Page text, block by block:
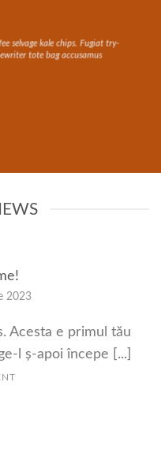
selvage kale chips. Fugiat try-
tote bag accusamus
2023
Acesta e primul tău
l ș-apoi începe [...]